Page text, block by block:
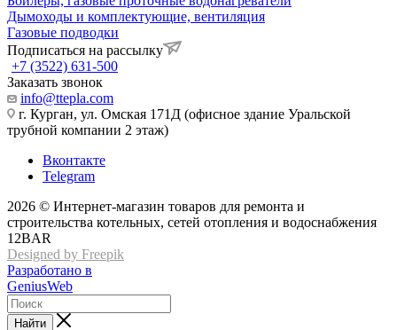
Дымоходы и комплектующие, вентиляция
Газовые подводки
Подписаться на рассылку
+7 (3522) 631-500
Заказать звонок
info@ttepla.com
г. Курган, ул. Омская 171Д (офисное здание Уральской
трубной компании 2 этаж)
Вконтакте
Telegram
2026 © Интернет-магазин товаров для ремонта и
строительства котельных, сетей отопления и водоснабжения
12BAR
Designed by Freepik
Разработано в
GeniusWeb
Найти